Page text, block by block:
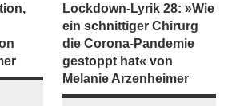
Lockdown-Lyrik 28: »Wie
ein schnittiger Chirurg
die Corona-Pandemie
gestoppt hat« von
Melanie Arzenheimer